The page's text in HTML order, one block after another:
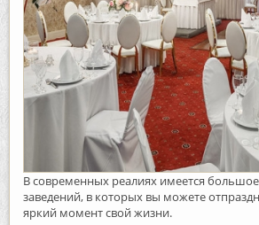
В современных реалиях имеется
заведений, в которых вы можете
яркий момент свой жизни.